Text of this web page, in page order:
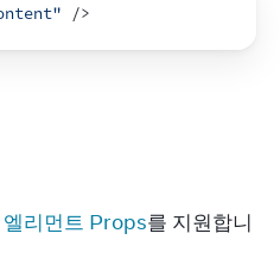
/>
엘리먼트 Props를 지원합니